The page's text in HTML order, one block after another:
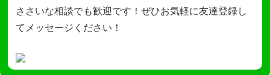
ささいな相談でも歓迎です！ぜひお気軽に友達登録し
てメッセージください！